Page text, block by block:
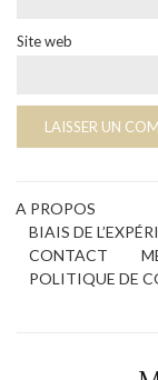
Site web
A PROPOS
BIAIS DE
CONTACT
POLITIQUE DE